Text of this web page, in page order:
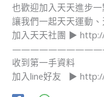
也歡迎加入天天進步
讓我們一起天天運動
加入天天社團 ▶
收到第一手資料
加入line好友 ▶